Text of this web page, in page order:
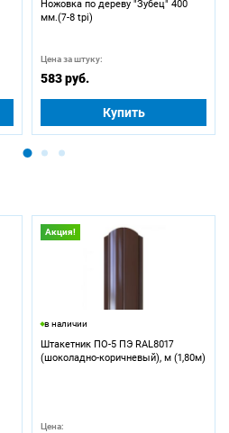
Ножовка по дереву "Зубец" 400
мм.(7-8 tpi)
Цена за штуку:
583 руб.
Купить
Акция!
в наличии
Штакетник ПО-5 ПЭ RAL8017
(шоколадно-коричневый), м (1,80м)
Цена: